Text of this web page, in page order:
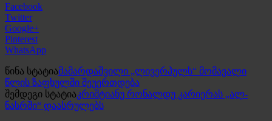
Facebook
Twitter
Google+
Pinterest
WhatsApp
წინა სტატიამამარდაშვილი „ლივერპულს“ მომავალი
წლის ზაფხულში შეუერთდება
შემდეგი სტატიაკრიშტიანუ რონალდუ კარიერას „ალ-
ნასრში“ დაასრულებს